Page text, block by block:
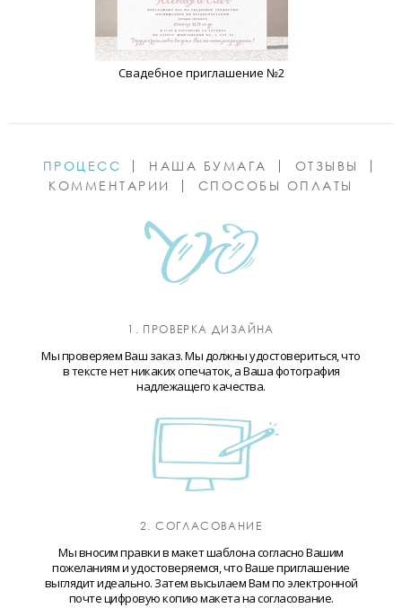
Свадебное приглашение №2
ПРОЦЕСС НАША БУМАГА
ОТЗЫВЫ
КОММЕНТАРИИ
СПОСОБЫ ОПЛАТЫ
1. ПРОВЕРКА ДИЗАЙНА
Мы проверяем Ваш заказ. Мы должны удостовериться, что
в тексте нет никаких опечаток, а Ваша фотография
надлежащего качества.
2. СОГЛАСОВАНИЕ
Мы вносим правки в макет шаблона согласно Вашим
пожеланиям и удостоверяемся, что Ваше приглашение
выглядит идеально. Затем высылаем Вам по электронной
почте цифровую копию макета на согласование.